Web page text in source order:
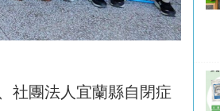
社團法人宜蘭縣自閉症